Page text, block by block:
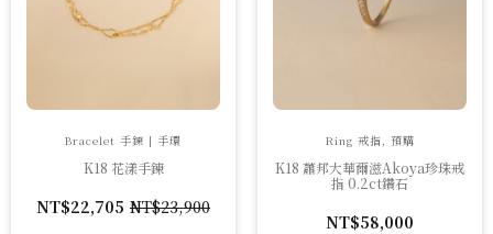
Bracelet 手鍊 | 手環
K18 花漾手鍊
NT$23,900
原
NT$22,705目
Ring 戒指, 預購
K18 蕭邦大華爾滋Akoya珍珠戒
指 0.2ct鑽石
NT$58,000